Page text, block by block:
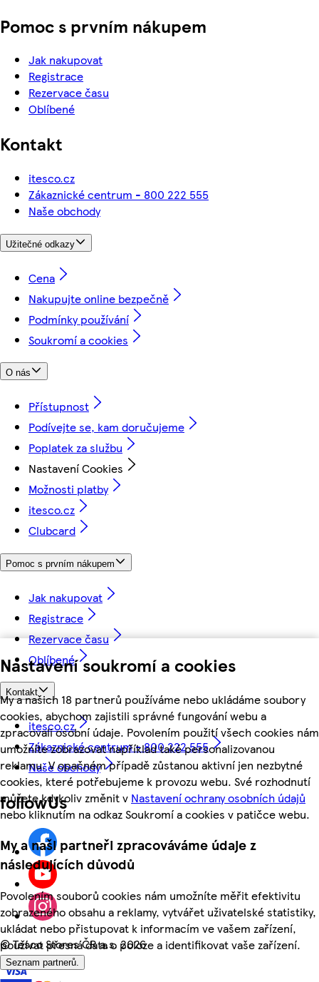
Nastavení soukromí a cookies
My a našich 18 partnerů používáme nebo ukládáme soubory
cookies, abychom zajistili správné fungování webu a
zpracovali osobní údaje. Povolením použití všech cookies nám
umožníte zobrazovat například také personalizovanou
reklamu. V opačném případě zůstanou aktivní jen nezbytné
cookies, které potřebujeme k provozu webu. Své rozhodnutí
můžete kdykoliv změnit v Nastavení ochrany osobních údajů
nebo kliknutím na odkaz Soukromí a cookies v patičce webu.
My a naši partneři zpracováváme údaje z
následujících důvodů
Povolením souborů cookies nám umožníte měřit efektivitu
zobrazeného obsahu a reklamy, vytvářet uživatelské statistiky,
ukládat nebo přistupovat k informacím ve vašem zařízení,
používat přesná data o poloze a identifikovat vaše zařízení.
Seznam partnerů.
Pomoc s prvním nákupem
Jak nakupovat
Registrace
Rezervace času
Oblíbené
Kontakt
itesco.cz
Zákaznické centrum - 800 222 555
Naše obchody
Užitečné odkazy
Cena
Nakupujte online bezpečně
Podmínky používání
Soukromí a cookies
O nás
Přístupnost
Podívejte se, kam doručujeme
Poplatek za službu
Nastavení Cookies
Možnosti platby
itesco.cz
Clubcard
Pomoc s prvním nákupem
Jak nakupovat
Registrace
Rezervace času
Oblíbené
Kontakt
itesco.cz
Zákaznické centrum - 800 222 555
Naše obchody
followUs
©Tesco Stores ČR a.s. 2026